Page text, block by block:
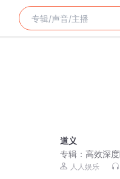
道义
专辑： 高效深
就困|快速入睡
人人娱乐